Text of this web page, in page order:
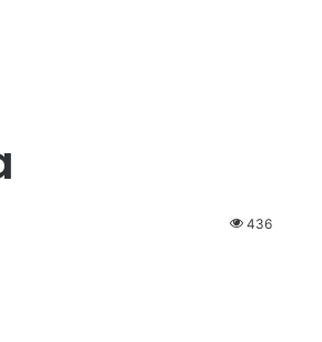
436